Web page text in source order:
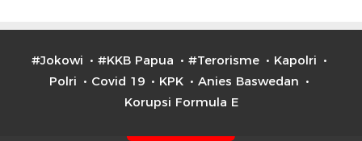
#Jokowi #KKB Papua #Terorisme
Kapolri
Polri
Covid 19 KPK
Anies Baswedan
Korupsi Formula E